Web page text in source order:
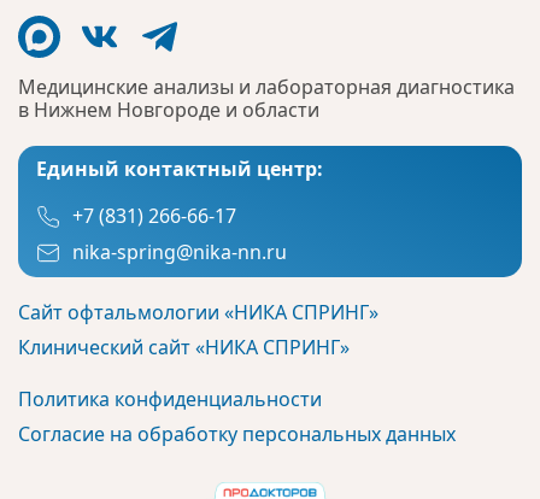
Медицинские анализы и лабораторная диагностика
в Нижнем Новгороде и области
Единый контактный центр:
+7 (831) 266-66-17
nika-spring@nika-nn.ru
Сайт офтальмологии «НИКА СПРИНГ»
Клинический сайт «НИКА СПРИНГ»
Политика конфиденциальности
Согласие на обработку персональных данных